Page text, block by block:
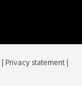
| Privacy statement|